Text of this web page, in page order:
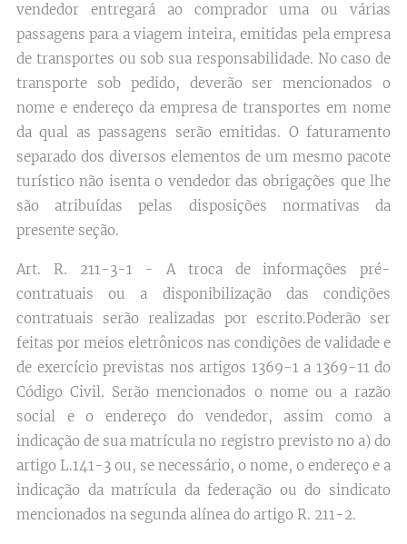
vendedor entregará ao comprador uma ou várias
passagens para a viagem inteira, emitidas pela empresa
de transportes ou sob sua responsabilidade. No caso de
transporte sob pedido, deverão ser mencionados o
nome e endereço da empresa de transportes em nome
da qual as passagens serão emitidas. O faturamento
separado dos diversos elementos de um mesmo pacote
turístico não isenta o vendedor das obrigações que lhe
são atribuídas pelas disposições normativas da
presente seção.
Art. R. 211-3-1 - A troca de informações pré-
contratuais ou a disponibilização das condições
contratuais serão realizadas por escrito.Poderão ser
feitas por meios eletrônicos nas condições de validade e
de exercício previstas nos artigos 1369-1 a 1369-11 do
Código Civil. Serão mencionados o nome ou a razão
social e o endereço do vendedor, assim como a
indicação de sua matrícula no registro previsto no a) do
artigo L.141-3 ou, se necessário, o nome, o endereço e a
indicação da matrícula da federação ou do sindicato
mencionados na segunda alínea do artigo R. 211-2.